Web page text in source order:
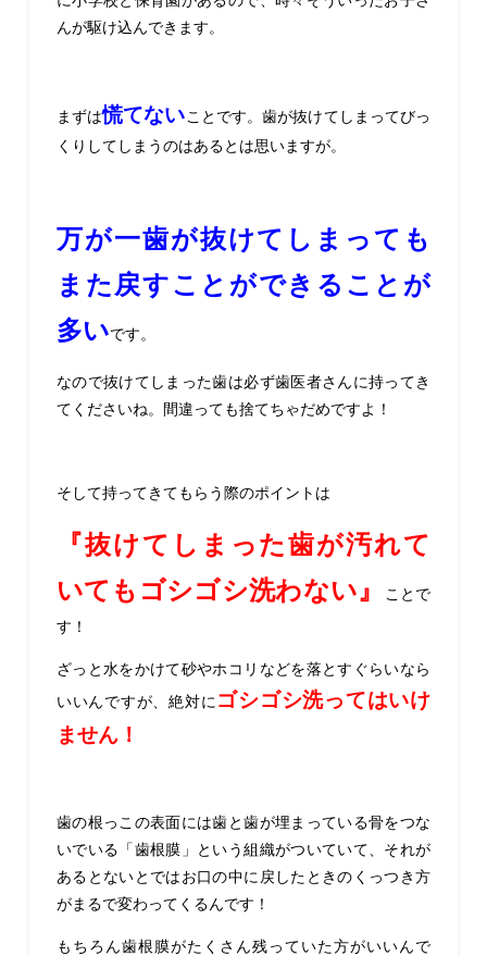
んが駆け込んできます。
まずは慌てないことです。歯が抜けてしまってびっ
くりしてしまうのはあるとは思いますが。
万が一歯が抜けてしまっても
また戻すことができることが
多いです。
なので抜けてしまった歯は必ず歯医者さんに持ってき
てくださいね。間違っても捨てちゃだめですよ！
そして持ってきてもらう際のポイントは
『抜けてしまった歯が汚れて
いてもゴシゴシ洗わない』
ことで
す！
ざっと水をかけて砂やホコリなどを落とすぐらいなら
いいんですが、絶対に ゴシゴシ洗ってはいけ
ません！
歯の根っこの表面には歯と歯が埋まっている骨をつな
いでいる「歯根膜」という組織がついていて、それが
あるとないとではお口の中に戻したときのくっつき方
がまるで変わってくるんです！
もちろん歯根膜がたくさん残っていた方がいいんで